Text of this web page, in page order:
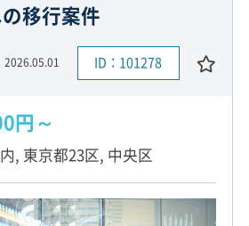
移行案件
2026.05.01 ID：101278
円～
, 東京都23区, 中央区